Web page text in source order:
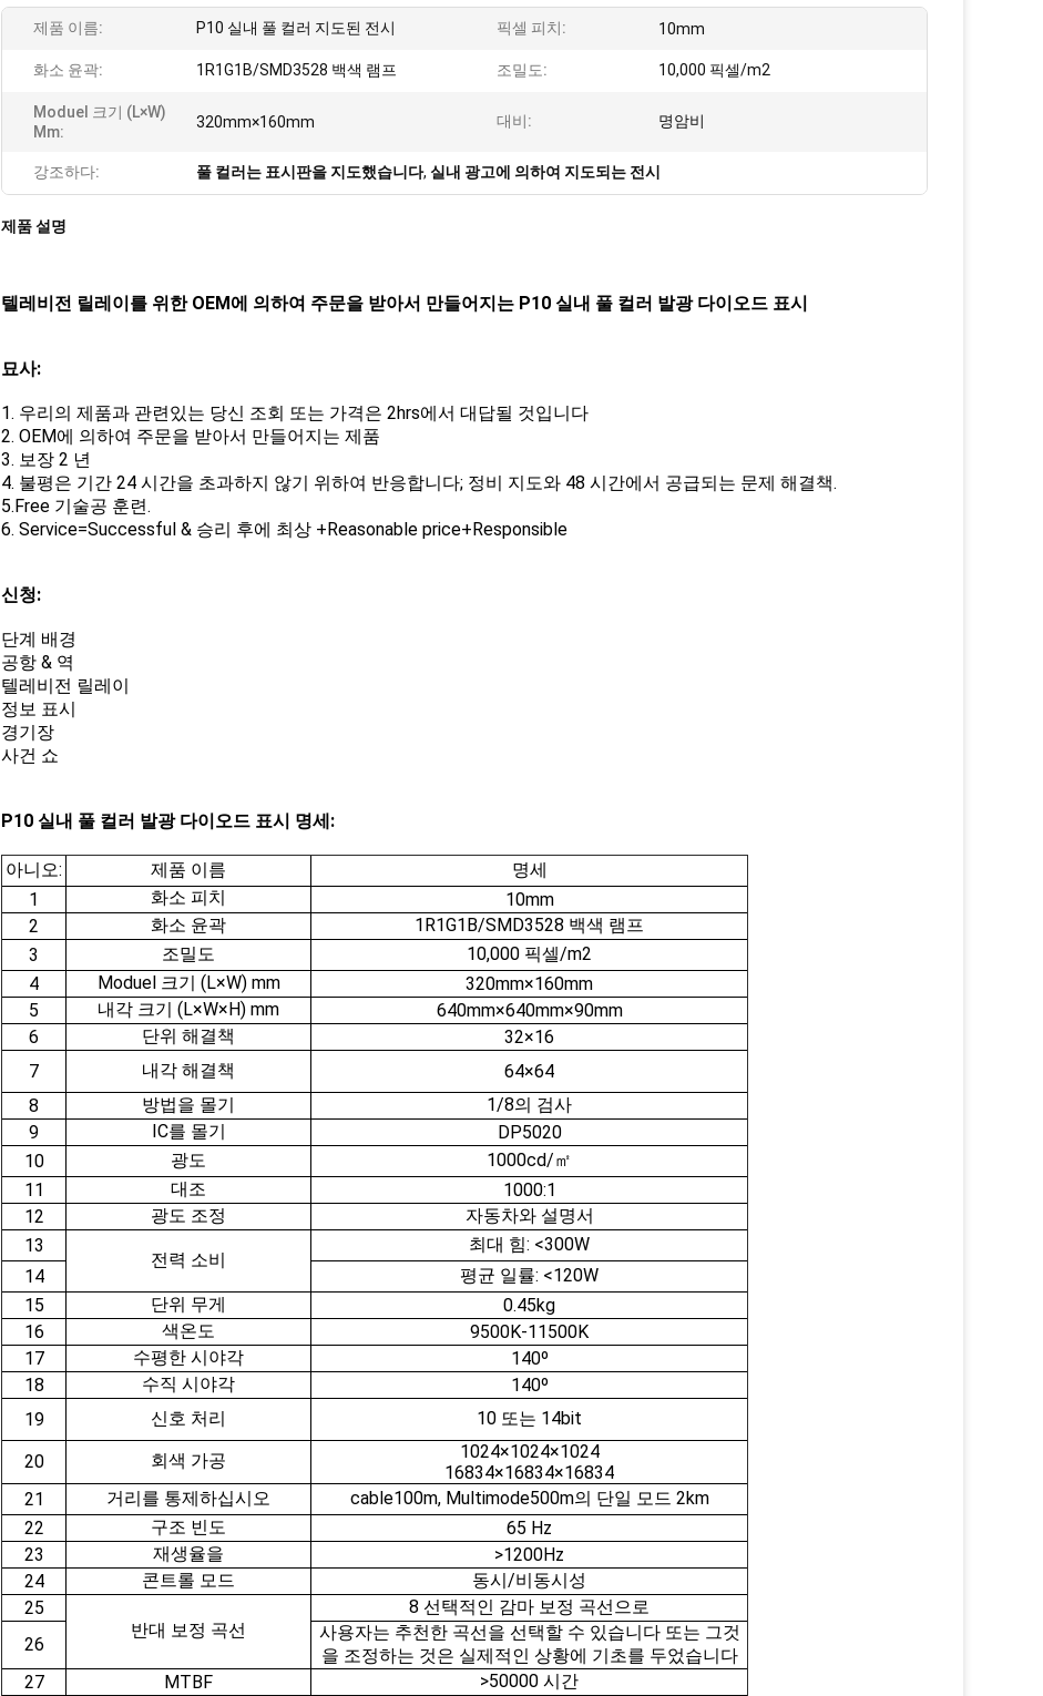
제품 이름: P10 실내 풀 컬러 지도된 전시 픽셀 피치: 10mm
화소 윤곽: 1R1G1B/SMD3528 백색 램프 조밀도: 10,000 픽셀/m2
Moduel 크기 (L×W)
Mm:
320mm×160mm 대비: 명암비
강조하다: 풀 컬러는 표시판을 지도했습니다, 실내 광고에 의하여 지도되는 전시
제품 설명
텔레비전 릴레이를 위한 OEM에 의하여 주문을 받아서 만들어지는 P10 실내 풀 컬러 발광 다이오드 표시
묘사:
1. 우리의 제품과 관련있는 당신 조회 또는 가격은 2hrs에서 대답될 것입니다
2. OEM에 의하여 주문을 받아서 만들어지는 제품
3. 보장 2 년
4. 불평은 기간 24 시간을 초과하지 않기 위하여 반응합니다; 정비 지도와 48 시간에서 공급되는 문제 해결책.
5.Free 기술공 훈련.
6. Service=Successful & 승리 후에 최상 +Reasonable price+Responsible
신청:
단계 배경
공항 & 역
텔레비전 릴레이
정보 표시
경기장
사건 쇼
P10 실내 풀 컬러 발광 다이오드 표시 명세:
아니오: 제품 이름
명세
1
화소 피치
10mm
2
화소 윤곽
1R1G1B/SMD3528 백색 램프
3
조밀도
10,000 픽셀/m2
4
Moduel 크기 (L×W) mm
320mm×160mm
5
내각 크기 (L×W×H) mm
640mm×640mm×90mm
6
단위 해결책
32×16
7
내각 해결책
64×64
8
방법을 몰기
1/8의 검사
9
IC를 몰기
DP5020
10
광도
1000cd/㎡
11
대조
1000:1
12
광도 조정
자동차와 설명서
13
전력 소비
최대 힘: <300W
14
평균 일률: <120W
15
단위 무게
0.45kg
16
색온도
9500K-11500K
17
수평한 시야각
140º
18
수직 시야각
140º
19
신호 처리 10 또는 14bit
20 회색 가공
1024×1024×1024
16834×16834×16834
21
거리를 통제하십시오
cable100m, Multimode500m의 단일 모드 2km
22
구조 빈도
65 Hz
23
재생율을
>1200Hz
24
콘트롤 모드
동시/비동시성
25
반대 보정 곡선
8 선택적인 감마 보정 곡선으로
26
사용자는 추천한 곡선을 선택할 수 있습니다 또는 그것
을 조정하는 것은 실제적인 상황에 기초를 두었습니다
27
MTBF
>50000 시간